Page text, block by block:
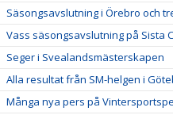
Säsongsavslutning i Örebro och
Vass säsongsavslutning på Sista
Seger i Svealandsmästerskapen
Alla resultat från SM-helgen i
Många nya pers på